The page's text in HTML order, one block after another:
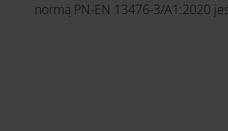
normą PN-EN 13476-3/A1:2020